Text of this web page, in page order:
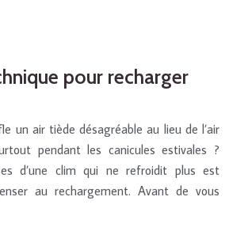
pour recharger
un air tiède désagréable au lieu de l’air
pendant les canicules estivales ?
d’une clim qui ne refroidit plus est
au rechargement. Avant de vous